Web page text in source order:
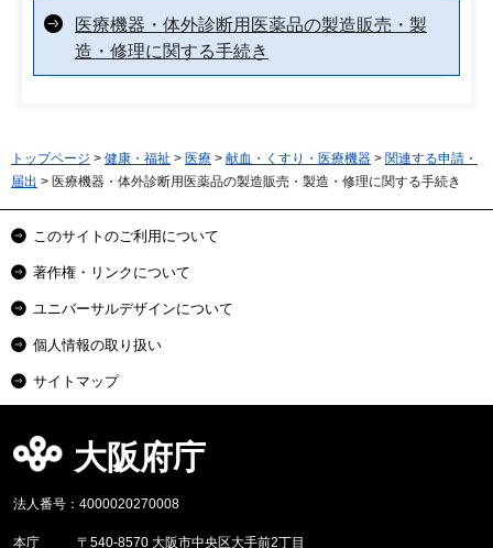
医療機器・体外診断用医薬品の製造販売・製
造・修理に関する手続き
トップページ > 健康・福祉 > 医療 > 献血・くすり・医療機器 > 関連する申請・
届出 > 医療機器・体外診断用医薬品の製造販売・製造・修理に関する手続き
このサイトのご利用について
著作権・リンクについて
ユニバーサルデザインについて
個人情報の取り扱い
サイトマップ
大阪府庁
法人番号：4000020270008
本庁 〒540-8570 大阪市中央区大手前2丁目